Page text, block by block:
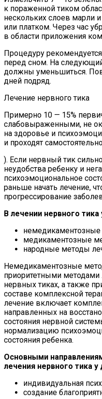
к пораженной тиком
нескольких слоев марли
или платком. Через час
в области приложения
Процедуру
перед сном. На
должны уменьшиться.
дней подряд.
Лечение нервного тика
Примерно 10 — 15%
слабовыраженными, не
на здоровье и
и проходят
). Если нервный тик
неудобства ребенку и
психоэмоциональное
раньше начать лечение,
прогрессирование
В лечении нервного
медикаментозные
народные методы
Немедикаментозные
приоритетными
нервных тиках, а также
составе комплексной
лечение включает
направленных на
состояния нервной
нормализацию
состояния ребенка.
Основными
лечения нервного тика
индивидуальная
создание